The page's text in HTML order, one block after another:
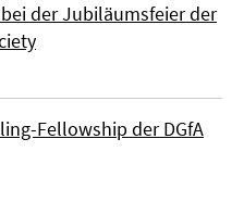
der Jubiläumsfeier der
Fellowship der DGfA